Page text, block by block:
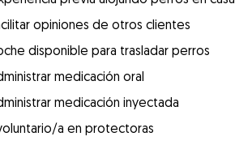
opiniones de otros clientes
disponible para trasladar perros
medicación oral
medicación inyectada
a en protectoras